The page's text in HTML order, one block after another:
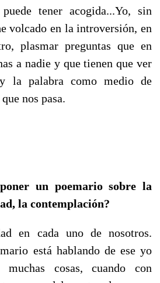
tener acogida...Yo, sin
volcado en la introversión, en
plasmar preguntas que en
a nadie y que tienen que ver
la palabra como medio de
nos pasa.
un poemariosobre la
la contemplación?
en cada uno de nosotros.
está hablando de ese yo
cosas, cuando con